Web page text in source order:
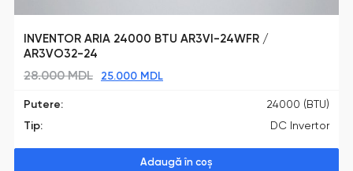
INVENTOR ARIA 24000 BTU AR3VI-24WFR /
AR3VO32-24
28.000MDL 25.000 MDL
Putere:
24000 (BTU)
Tip: DC Invertor
Adaugă în coș